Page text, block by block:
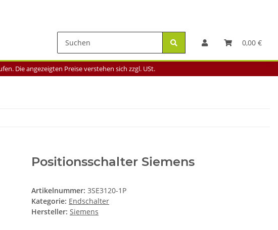
0,00 €
Die angezeigten Preise verstehen sich zzgl. USt.
Positionsschalter Siemens
Artikelnummer: 3SE3120-1P
Kategorie: Endschalter
Hersteller: Siemens